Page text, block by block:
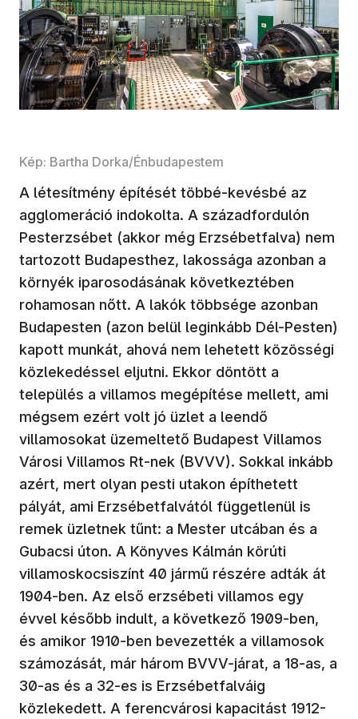
Kép: Bartha Dorka/Énbudapestem
A létesítmény építését többé-kevésbé az
agglomeráció indokolta. A századfordulón
Pesterzsébet (akkor még Erzsébetfalva) nem
tartozott Budapesthez, lakossága azonban a
környék iparosodásának következtében
rohamosan nőtt. A lakók többsége azonban
Budapesten (azon belül leginkább Dél-Pesten)
kapott munkát, ahová nem lehetett közösségi
közlekedéssel eljutni. Ekkor döntött a
település a villamos megépítése mellett, ami
mégsem ezért volt jó üzlet a leendő
villamosokat üzemeltető Budapest Villamos
Városi Villamos Rt-nek (BVVV). Sokkal inkább
azért, mert olyan pesti utakon építhetett
pályát, ami Erzsébetfalvától függetlenül is
remek üzletnek tűnt: a Mester utcában és a
Gubacsi úton. A Könyves Kálmán körúti
villamoskocsiszínt 40 jármű részére adták át
1904-ben. Az első erzsébeti villamos egy
évvel később indult, a következő 1909-ben,
és amikor 1910-ben bevezették a villamosok
számozását, már három BVVV-járat, a 18-as, a
30-as és a 32-es is Erzsébetfalváig
közlekedett. A ferencvárosi kapacitást 1912-